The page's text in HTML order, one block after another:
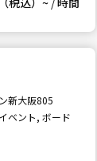
新大阪805
ベント, ボード